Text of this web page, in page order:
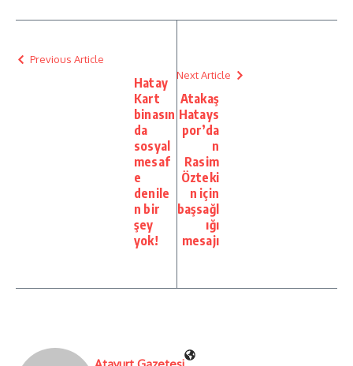
Previous Article
Hatay
Kart
binasın
da
sosyal
mesaf
e
denile
n bir
şey
yok!
Next Article
Atakaş
Hatays
por’da
n
Rasim
Özteki
n için
başsağl
ığı
mesajı